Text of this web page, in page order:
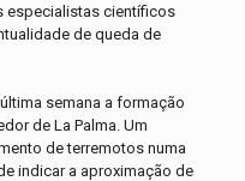
especialistas científicos
de queda de
semana a formação
de La Palma. Um
de terremotos numa
indicar a aproximação de